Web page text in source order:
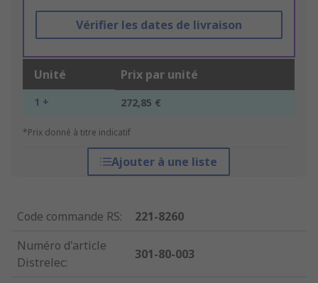
Vérifier les dates de livraison
Unité Prix par unité
1 + 272,85 €
*Prix donné à titre indicatif
Ajouter à une liste
Code commande RS:
221-8260
Numéro d'article
Distrelec:
301-80-003